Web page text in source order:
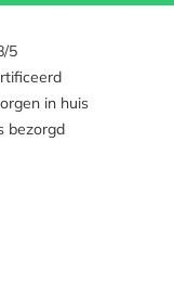
5
in huis
bezorgd